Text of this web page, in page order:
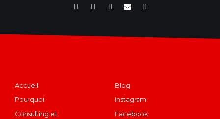
Accueil
Pourquoi
Consulting et
Blog
Instagram
Facebook